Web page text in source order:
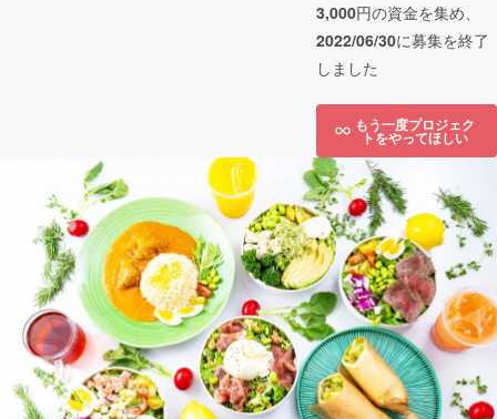
3,000円の資金を集め、
2022/06/30に募集を終了
しました
もう一度プロジェク
トをやってほしい